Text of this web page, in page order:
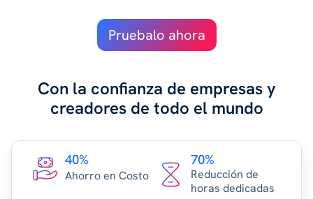
Pruebalo ahora
Con la confianza de empresas y
creadores de todo el mundo
40%
Ahorro en Costo
70%
Reducción de
horas dedicadas